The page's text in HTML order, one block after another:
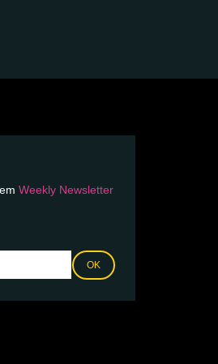
Weekly Newsletter
OK